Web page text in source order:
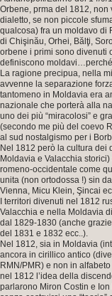
Orbene, prma del 1812,
dialetto, se non piccole
qualcosa) fra un moldavo di
di Chişinău, Orhei, Bălţi,
orbene i primi sono divenuti
definiscono
La ragione precipua, nella
avvenne la separazione
tantomeno in Moldavia era
nazionale che porterà alla
uno dei più “miracolosi” e
(secondo me più del coevo
al sud nostalgismo per i
Nel 1812 però la cultura dei
Moldavia e Valacchia
romeno-occidentale come
unita (non ortodossa !) sin
Vienna, Micu Klein, Şincai
I territori divenuti nel 1812
Valacchia e nella Moldavia
dal 1829-1830 (anche
del 1831 e 1832 ecc..).
Nel 1812, sia in Moldavia
ancora in cirillico antico
RMN/PMR) e non in
nel 1812 l’idea della
parlarono Miron Costin e